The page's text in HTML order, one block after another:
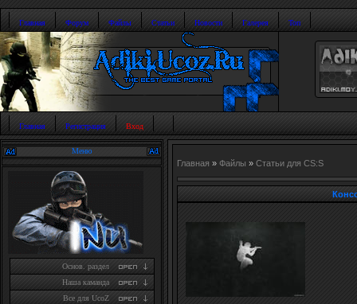
Главная Форум Файлы Статьи Новости Галерея Топ
Главная Регистрация Вход
Меню
Основ. раздел
Наша каманда
Все для UcoZ
Главная » Файлы » Статьи для CS:S